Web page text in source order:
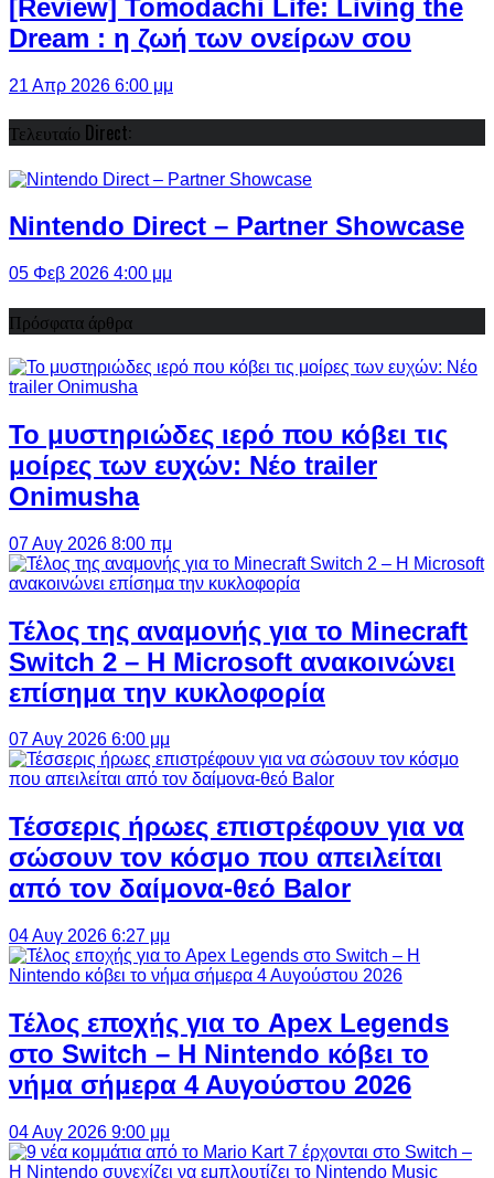
[Review] Tomodachi Life: Living the
Dream : η ζωή των ονείρων σου
21 Απρ 2026 6:00 μμ
Τελευταίο Direct:
Nintendo Direct – Partner Showcase
05 Φεβ 2026 4:00 μμ
Πρόσφατα άρθρα
Το μυστηριώδες ιερό που κόβει τις
μοίρες των ευχών: Νέο trailer
Onimusha
07 Αυγ 2026 8:00 πμ
Τέλος της αναμονής για το Minecraft
Switch 2 – Η Microsoft ανακοινώνει
επίσημα την κυκλοφορία
07 Αυγ 2026 6:00 μμ
Τέσσερις ήρωες επιστρέφουν για να
σώσουν τον κόσμο που απειλείται
από τον δαίμονα-θεό Balor
04 Αυγ 2026 6:27 μμ
Τέλος εποχής για το Apex Legends
στο Switch – Η Nintendo κόβει το
νήμα σήμερα 4 Αυγούστου 2026
04 Αυγ 2026 9:00 μμ